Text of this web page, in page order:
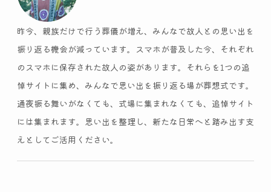
昨今、親族だけで行う葬儀が増え、みんなで故人との思い出を
振り返る機会が減っています。スマホが普及した今、それぞれ
のスマホに保存された故人の姿があります。それらを1つの追
悼サイトに集め、みんなで思い出を振り返る場が葬想式です。
通夜振る舞いがなくても、式場に集まれなくても、追悼サイト
には集まれます。思い出を整理し、新たな日常へと踏み出す支
えとしてご活用ください。